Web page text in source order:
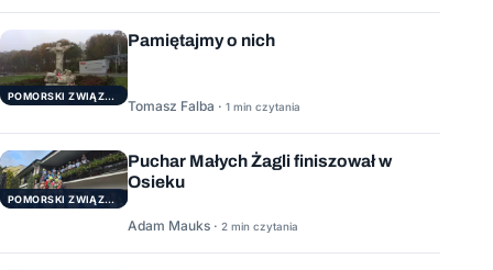
POMORSKI ZWIĄZEK ŻEGLARSKI
Pamiętajmy o nich
Tomasz Falba · 1 min czytania
POMORSKI ZWIĄZEK ŻEGLARSKI
Puchar Małych Żagli finiszował w
Osieku
Adam Mauks · 2 min czytania